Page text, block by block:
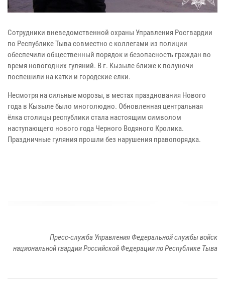
Сотрудники вневедомственной охраны Управления Росгвардии
по Республике Тыва совместно с коллегами из полиции
обеспечили общественный порядок и безопасность граждан во
время новогодних гуляний. В г. Кызыле ближе к полуночи
поспешили на катки и городские елки.
Несмотря на сильные морозы, в местах празднования Нового
года в Кызыле было многолюдно. Обновленная центральная
ёлка столицы республики стала настоящим символом
наступающего нового года Черного Водяного Кролика.
Праздничные гуляния прошли без нарушения правопорядка.
Пресс-служба Управления Федеральной службы войск
национальной гвардии Российской Федерации по Республике Тыва